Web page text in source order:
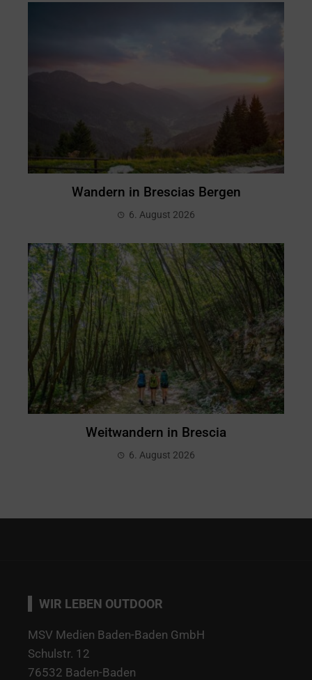
Wandern in Brescias Bergen
6. August 2026
Weitwandern in Brescia
6. August 2026
WIR LEBEN OUTDOOR
MSV Medien Baden-Baden GmbH
Schulstr. 12
76532 Baden-Baden